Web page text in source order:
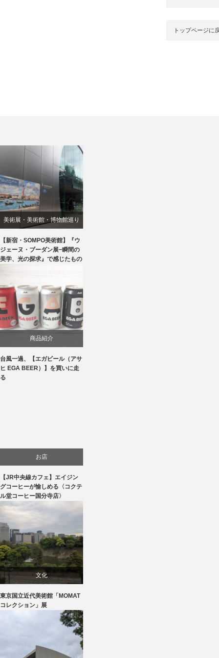
トップページに
美術展・美術館・博物館巡り
【新宿・SOMPO美術館】『ウ
ジェーヌ・ブーダン展−瞬間の
美学、光の探求』で感じたもの
商品紹介
台風一過、【エガビール（アサ
ヒ EGA BEER）】を買いに走
る
お店
贈り物・プレゼント
食べ物
【JR中央線カフェ】エイジン
グコーヒーが愉しめる〈コクテ
ル堂コーヒー国分寺店〉
文化
美術展・美術館・博物館巡り
東京国立近代美術館「MOMAT
コレクション」展